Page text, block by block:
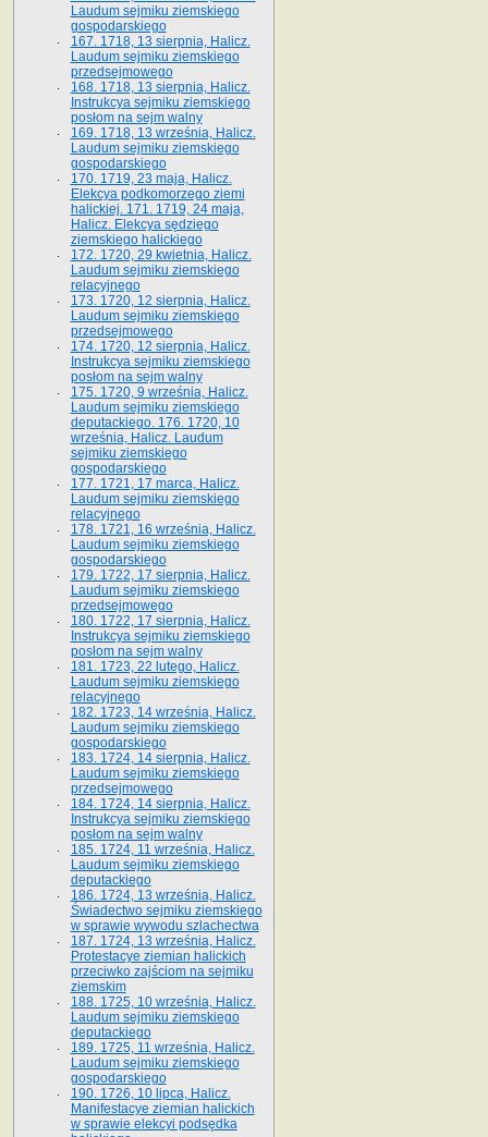
Laudum sejmiku ziemskiego
gospodarskiego
167. 1718, 13 sierpnia, Halicz.
Laudum sejmiku ziemskiego
przedsejmowego
168. 1718, 13 sierpnia, Halicz.
Instrukcya sejmiku ziemskiego
posłom na sejm walny
169. 1718, 13 września, Halicz.
Laudum sejmiku ziemskiego
gospodarskiego
170. 1719, 23 maja, Halicz.
Elekcya podkomorzego ziemi
halickiej. 171. 1719, 24 maja,
Halicz. Elekcya sędziego
ziemskiego halickiego
172. 1720, 29 kwietnia, Halicz.
Laudum sejmiku ziemskiego
relacyjnego
173. 1720, 12 sierpnia, Halicz.
Laudum sejmiku ziemskiego
przedsejmowego
174. 1720, 12 sierpnia, Halicz.
Instrukcya sejmiku ziemskiego
posłom na sejm walny
175. 1720, 9 września, Halicz.
Laudum sejmiku ziemskiego
deputackiego. 176. 1720, 10
września, Halicz. Laudum
sejmiku ziemskiego
gospodarskiego
177. 1721, 17 marca, Halicz.
Laudum sejmiku ziemskiego
relacyjnego
178. 1721, 16 września, Halicz.
Laudum sejmiku ziemskiego
gospodarskiego
179. 1722, 17 sierpnia, Halicz.
Laudum sejmiku ziemskiego
przedsejmowego
180. 1722, 17 sierpnia, Halicz.
Instrukcya sejmiku ziemskiego
posłom na sejm walny
181. 1723, 22 lutego, Halicz.
Laudum sejmiku ziemskiego
relacyjnego
182. 1723, 14 września, Halicz.
Laudum sejmiku ziemskiego
gospodarskiego
183. 1724, 14 sierpnia, Halicz.
Laudum sejmiku ziemskiego
przedsejmowego
184. 1724, 14 sierpnia, Halicz.
Instrukcya sejmiku ziemskiego
posłom na sejm walny
185. 1724, 11 września, Halicz.
Laudum sejmiku ziemskiego
deputackiego
186. 1724, 13 września, Halicz.
Świadectwo sejmiku ziemskiego
w sprawie wywodu szlachectwa
187. 1724, 13 września, Halicz.
Protestacye ziemian halickich
przeciwko zajściom na sejmiku
ziemskim
188. 1725, 10 września, Halicz.
Laudum sejmiku ziemskiego
deputackiego
189. 1725, 11 września, Halicz.
Laudum sejmiku ziemskiego
gospodarskiego
190. 1726, 10 lipca, Halicz.
Manifestacye ziemian halickich
w sprawie elekcyi podsędka